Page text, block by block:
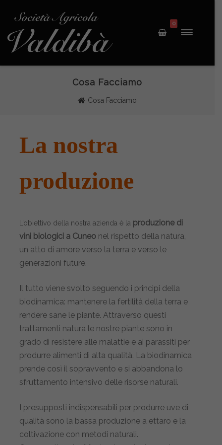
0
Cosa Facciamo
Cosa Facciamo
La nostra
produzione
L’obiettivo della nostra azienda è la produzione di
vini biologici a Cuneo nel rispetto della natura,
un atto di amore verso la terra e verso le
generazioni future.
Il tutto viene svolto seguendo i principi della
biodinamica: mantenere la fertilità della terra e
rendere sane le piante. Attraverso questi
trattamenti natura le nostre piante sono in
grado di resistere alle malattie e ai parassiti per
produrre alimenti di alta qualità. La biodinamica
prende così il sopravvento e si abbandona lo
sfruttamento intensivo delle risorse naturali.
I presupposti indispensabili per produrre uve di
qualità sono la bassa produzione a ettaro e la
coltivazione con metodi naturali.